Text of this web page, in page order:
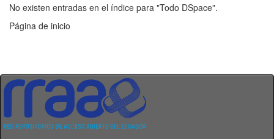
No existen entradas en el índice para "Todo DSpace".
Página de inicio